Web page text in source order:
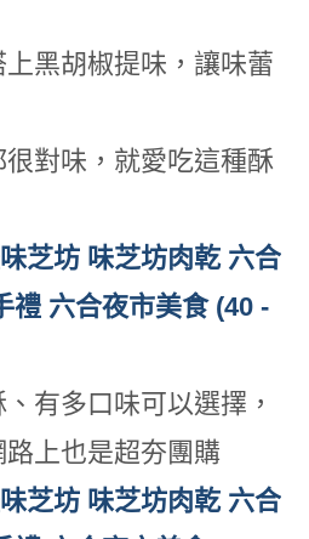
黑胡椒提味，讓味蕾
對味，就愛吃這種酥
有多口味可以選擇，
上也是超夯團購